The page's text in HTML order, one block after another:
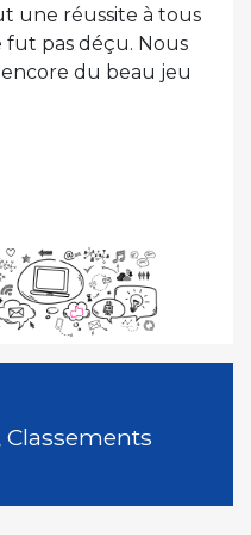
une réussite à tous
fut pas déçu. Nous
encore du beau jeu
Classements